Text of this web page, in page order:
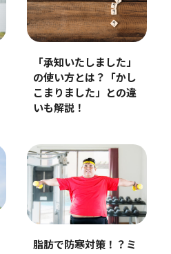
「承知いたしました」
の使い方とは？「かし
こまりました」との違
いも解説！
脂肪で防寒対策！？ミ